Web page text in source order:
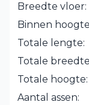
Breedte vloer:
Binnen
Totale lengte:
Totale
Totale hoogte:
Aantal assen: